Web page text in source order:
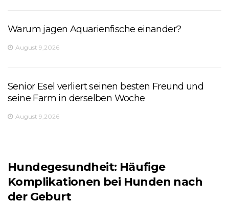
Warum jagen Aquarienfische einander?
August 9,2026
Senior Esel verliert seinen besten Freund und
seine Farm in derselben Woche
August 9,2026
Hundegesundheit: Häufige
Komplikationen bei Hunden nach
der Geburt